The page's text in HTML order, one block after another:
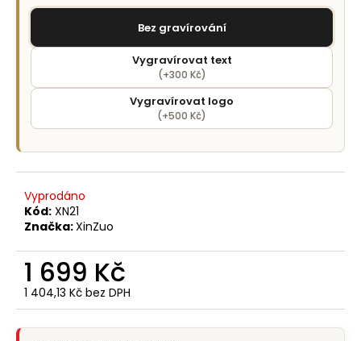
Bez gravírování
Vygravírovat text
(+300 Kč)
Vygravírovat logo
(+500 Kč)
Vyprodáno
Kód: XN21
Značka:XinZuo
1 699 Kč
1 404,13 Kč bez DPH
Měrná